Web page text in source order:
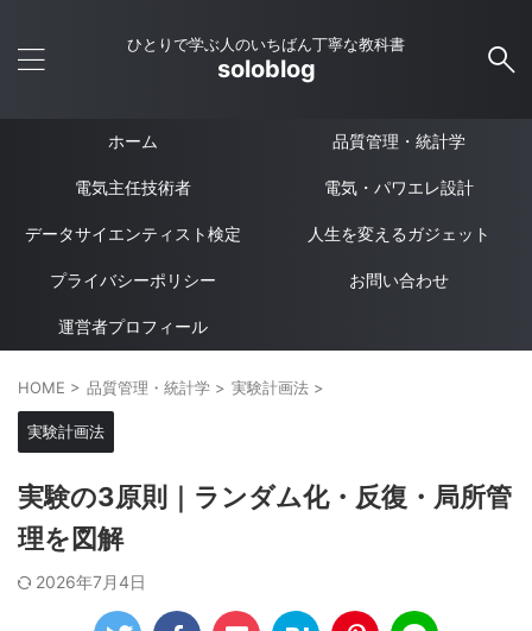
ひとりで学ぶ人のいちばん丁寧な教科書
soloblog
ホーム 品質管理・統計学
電気主任技術者 電気・パワエレ設計
データサイエンティスト検定 人生を変えるガジェット
プライバシーポリシー お問い合わせ
運営者プロフィール
HOME > 品質管理・統計学 > 実験計画法 >
実験計画法
実験の3原則｜ランダム化・反復・局所管
理を図解
2026年7月4日